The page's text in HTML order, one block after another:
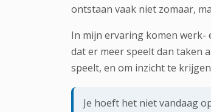
ontstaan vaak niet zomaar,
In mijn ervaring komen werk-
dat er meer speelt dan taken
speelt, en om inzicht te
Je hoeft het niet vandaag